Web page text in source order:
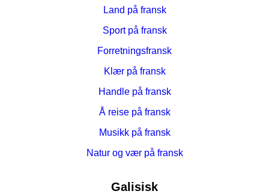
Land på fransk
Sport på fransk
Forretningsfransk
Klær på fransk
Handle på fransk
Å reise på fransk
Musikk på fransk
Natur og vær på fransk
Galisisk